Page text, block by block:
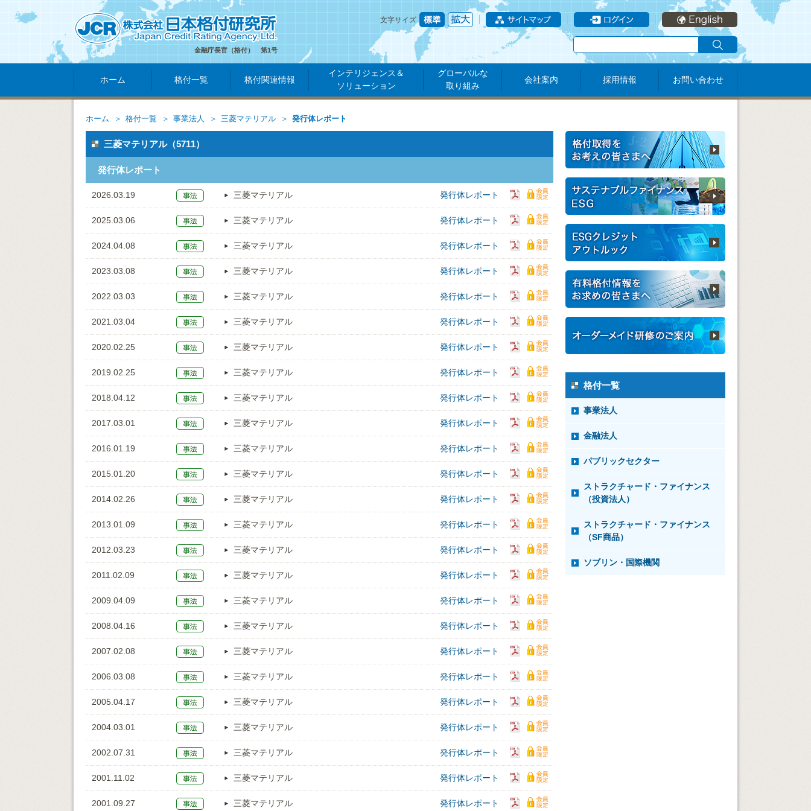
金融庁長官（格付） 第1号
文字サイズ
ホーム 格付一覧 格付関連情報
インテリジェンス＆
ソリューション
グローバルな
取り組み
会社案内 採用情報 お問い合わせ
ホーム 格付一覧 事業法人 三菱マテリアル 発行体レポート
三菱マテリアル（5711）
発行体レポート
2026.03.19 三菱マテリアル 発行体レポート
2025.03.06 三菱マテリアル 発行体レポート
2024.04.08 三菱マテリアル 発行体レポート
2023.03.08 三菱マテリアル 発行体レポート
2022.03.03 三菱マテリアル 発行体レポート
2021.03.04 三菱マテリアル 発行体レポート
2020.02.25 三菱マテリアル 発行体レポート
2019.02.25 三菱マテリアル 発行体レポート
2018.04.12 三菱マテリアル 発行体レポート
2017.03.01 三菱マテリアル 発行体レポート
2016.01.19 三菱マテリアル 発行体レポート
2015.01.20 三菱マテリアル 発行体レポート
2014.02.26 三菱マテリアル 発行体レポート
2013.01.09 三菱マテリアル 発行体レポート
2012.03.23 三菱マテリアル 発行体レポート
2011.02.09 三菱マテリアル 発行体レポート
2009.04.09 三菱マテリアル 発行体レポート
2008.04.16 三菱マテリアル 発行体レポート
2007.02.08 三菱マテリアル 発行体レポート
2006.03.08 三菱マテリアル 発行体レポート
2005.04.17 三菱マテリアル 発行体レポート
2004.03.01 三菱マテリアル 発行体レポート
2002.07.31 三菱マテリアル 発行体レポート
2001.11.02 三菱マテリアル 発行体レポート
2001.09.27 三菱マテリアル 発行体レポート
格付一覧
事業法人
金融法人
パブリックセクター
ストラクチャード・ファイナンス
（投資法人）
ストラクチャード・ファイナンス
（SF商品）
ソブリン・国際機関